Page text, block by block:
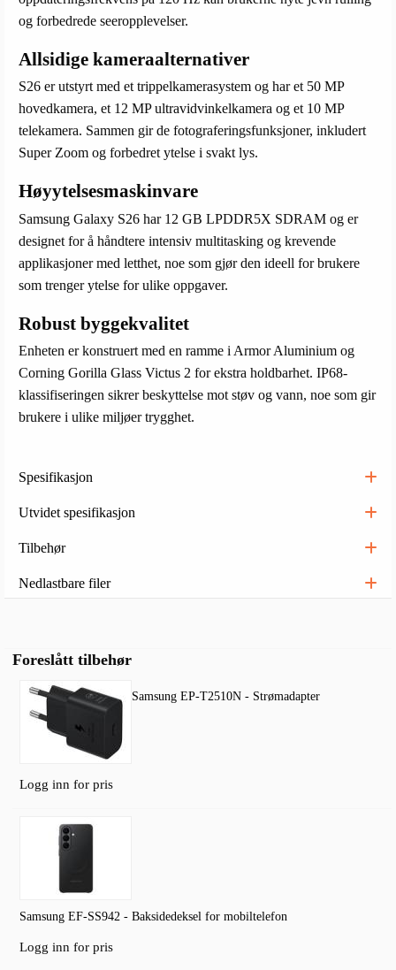
og forbedrede seeropplevelser.
Allsidige kameraalternativer
S26 er utstyrt med et trippelkamerasystem og har et 50 MP
hovedkamera, et 12 MP ultravidvinkelkamera og et 10 MP
telekamera. Sammen gir de fotograferingsfunksjoner, inkludert
Super Zoom og forbedret ytelse i svakt lys.
Høyytelsesmaskinvare
Samsung Galaxy S26 har 12 GB LPDDR5X SDRAM og er
designet for å håndtere intensiv multitasking og krevende
applikasjoner med letthet, noe som gjør den ideell for brukere
som trenger ytelse for ulike oppgaver.
Robust byggekvalitet
Enheten er konstruert med en ramme i Armor Aluminium og
Corning Gorilla Glass Victus 2 for ekstra holdbarhet. IP68-
klassifiseringen sikrer beskyttelse mot støv og vann, noe som gir
brukere i ulike miljøer trygghet.
Spesifikasjon
Utvidet spesifikasjon
Tilbehør
Nedlastbare filer
Foreslått tilbehør
Samsung EP-T2510N - Strømadapter
Logg inn for pris
Samsung EF-SS942 - Baksidedeksel for mobiltelefon
Logg inn for pris